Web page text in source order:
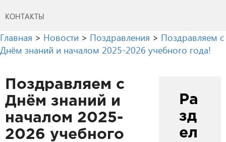
КОНТАКТЫ
Главная > Новости > Поздравления > Поздравляем с
Днём знаний и началом 2025-2026 учебного года!
Поздравляем с
Днём знаний и
началом 2025-
2026 учебного
Ра
зд
ел